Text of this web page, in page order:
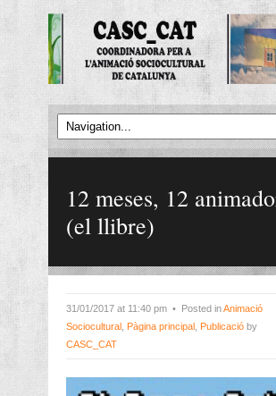
12 meses, 12
(el llibre)
31/01/2017 at 11:40 pm • Posted inAnimació
Sociocultural Pàgina principal Publicació by
CASC_CAT